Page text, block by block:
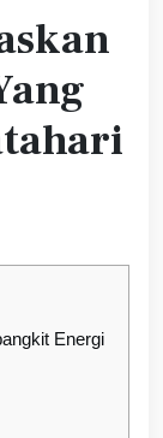
Energi